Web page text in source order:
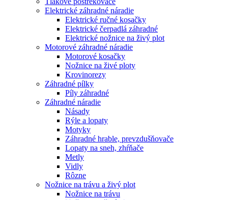
Elektrické záhradné náradie
Elektrické ručné kosačky
Elektrické čerpadlá záhradné
Elektrické nožnice na živý plot
Motorové záhradné náradie
Motorové kosačky
Nožnice na živé ploty
Krovinorezy
Záhradné pílky
Píly záhradné
Záhradné náradie
Násady
Rýle a lopaty
Motyky
Záhradné hrable, prevzdušňovače
Lopaty na sneh, zhŕňače
Metly
Vidly
Rôzne
Nožnice na trávu a živý plot
Nožnice na trávu